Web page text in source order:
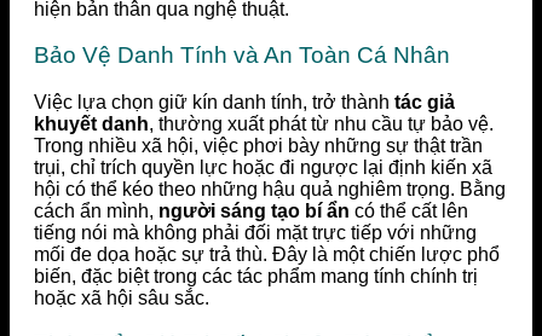
hiện bản thân qua nghệ thuật.
Bảo Vệ Danh Tính và An Toàn Cá Nhân
Việc lựa chọn giữ kín danh tính, trở thành tác giả
khuyết danh, thường xuất phát từ nhu cầu tự bảo vệ.
Trong nhiều xã hội, việc phơi bày những sự thật trần
trụi, chỉ trích quyền lực hoặc đi ngược lại định kiến xã
hội có thể kéo theo những hậu quả nghiêm trọng. Bằng
cách ẩn mình, người sáng tạo bí ẩn có thể cất lên
tiếng nói mà không phải đối mặt trực tiếp với những
mối đe dọa hoặc sự trả thù. Đây là một chiến lược phổ
biến, đặc biệt trong các tác phẩm mang tính chính trị
hoặc xã hội sâu sắc.